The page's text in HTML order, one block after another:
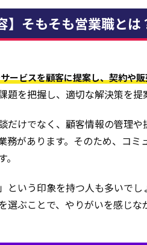
】そもそも営業職とは
ービスを顧客に提案し、契約や
題を把握し、適切な解決策を提
だけでなく、顧客情報の管理
務があります。そのため、コミ
という印象を持つ人も多いで
選ぶことで、やりがいを感じな